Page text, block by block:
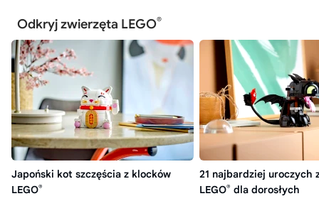
Odkryj zwierzęta LEGO®
Japoński kot szczęścia z klocków
LEGO®
21 najbardziej uroczych
LEGO® dla dorosłych